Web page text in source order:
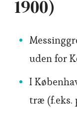
1900)
uden for
I
træ (f.eks.